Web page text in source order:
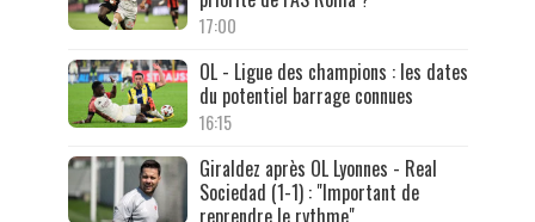
17:00
OL - Ligue des champions : les dates
du potentiel barrage connues
16:15
Giraldez après OL Lyonnes - Real
Sociedad (1-1) : "Important de
reprendre le rythme"